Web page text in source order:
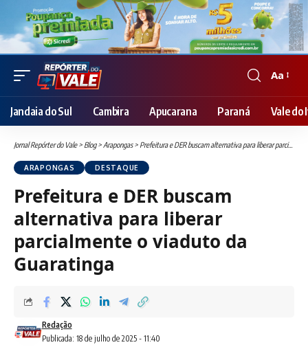
Font
Resizer
Aa
Jandaia do Sul Cambira Apucarana Paraná Vale do
Jornal Repórter do Vale> Blog>Arapongas> Prefeitura e DER buscam alternativa para liberar parcialmente o viaduto da Guaratinga
ARAPONGAS DESTAQUE
Prefeitura e DER buscam
alternativa para liberar
parcialmente o viaduto da
Guaratinga
Publicada: 18 de julho de 2025 - 11:40
Redação